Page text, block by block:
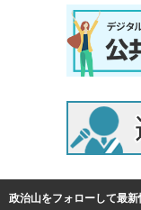
政治山をフォローして最新